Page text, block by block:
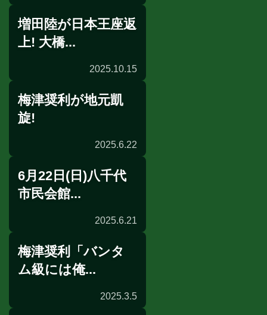
インタビュー
タイトル戦発表
増田陸が日本王座返
上! 大橋...
2025.10.15
試合後談話
梅津奨利が地元凱
旋!
2025.6.22
前日計量
6月22日(日)八千代
市民会館...
2025.6.21
梅津奨利「バンタ
ム級には俺...
2025.3.5